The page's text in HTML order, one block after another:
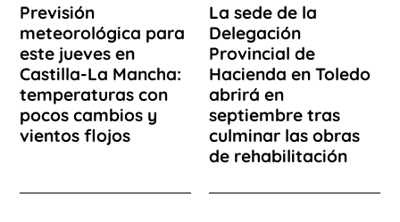
Previsión
meteorológica para
este jueves en
Castilla-La Mancha:
temperaturas con
pocos cambios y
vientos flojos
La sede de la
Delegación
Provincial de
Hacienda en Toledo
abrirá en
septiembre tras
culminar las obras
de rehabilitación